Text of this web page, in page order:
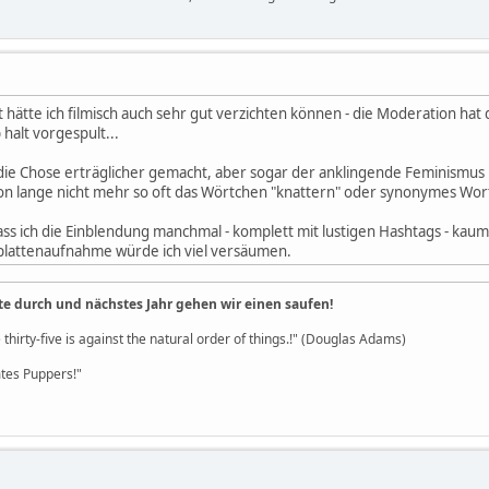
ich filmisch auch sehr gut verzichten können - die Moderation
halt vorgespult...
Chose erträglicher gemacht, aber sogar der anklingende
lange nicht mehr so oft das Wörtchen "knattern" oder synonymes
ich die Einblendung manchmal - komplett mit lustigen Hashtags -
würde ich viel versäumen.
durch und nächstes Jahr gehen wir einen saufen!
five is against the natural order of things.!" (Douglas Adams)
Puppers!"